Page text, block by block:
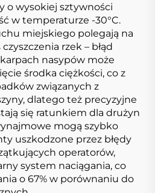
o wysokiej sztywności
w temperaturze -30°C.
miejskiego polegają na
rzek – błąd
nasypów może
środka ciężkości, co z
związanych z
dlatego też precyzyjne
się ratunkiem dla drużyn
mogą szybko
uszkodzone przez błędy
operatorów,
system naciągania, co
o 67% w porównaniu do